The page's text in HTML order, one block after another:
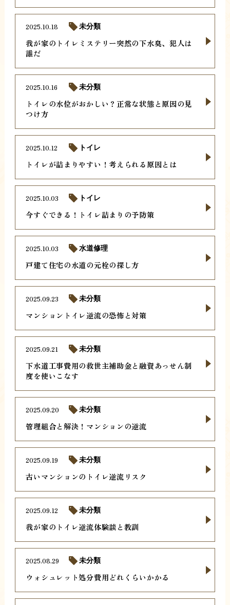
我が家のトイレミステリー突然の下水臭、犯人は
誰だ
2025.10.18 未分類
トイレの水位がおかしい？正常な状態と原因の見
つけ方
2025.10.16 未分類
トイレが詰まりやすい！考えられる原因とは
2025.10.12 トイレ
今すぐできる！トイレ詰まりの予防策
2025.10.03 トイレ
戸建て住宅の水道の元栓の探し方
2025.10.03 水道修理
マンショントイレ逆流の恐怖と対策
2025.09.23 未分類
下水道工事費用の救世主補助金と融資あっせん制
度を使いこなす
2025.09.21 未分類
管理組合と解決！マンションの逆流
2025.09.20 未分類
古いマンションのトイレ逆流リスク
2025.09.19 未分類
我が家のトイレ逆流体験談と教訓
2025.09.12 未分類
ウォシュレット処分費用どれくらいかかる
2025.08.29 未分類